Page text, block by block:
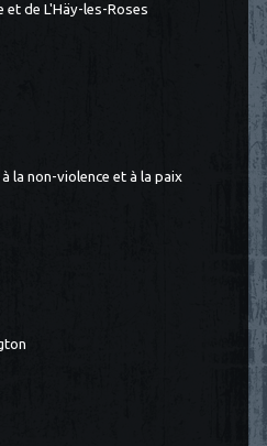
et de L'Häy-les-Roses
la non-violence et à la paix